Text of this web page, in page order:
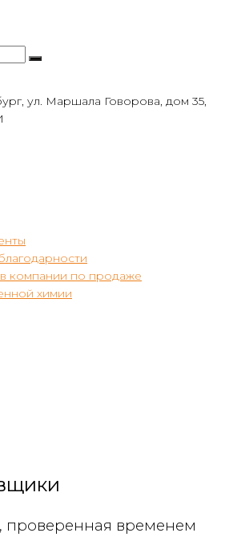
ул. Маршала Говорова, дом 35,
компании по продаже
химии
проверенная временем